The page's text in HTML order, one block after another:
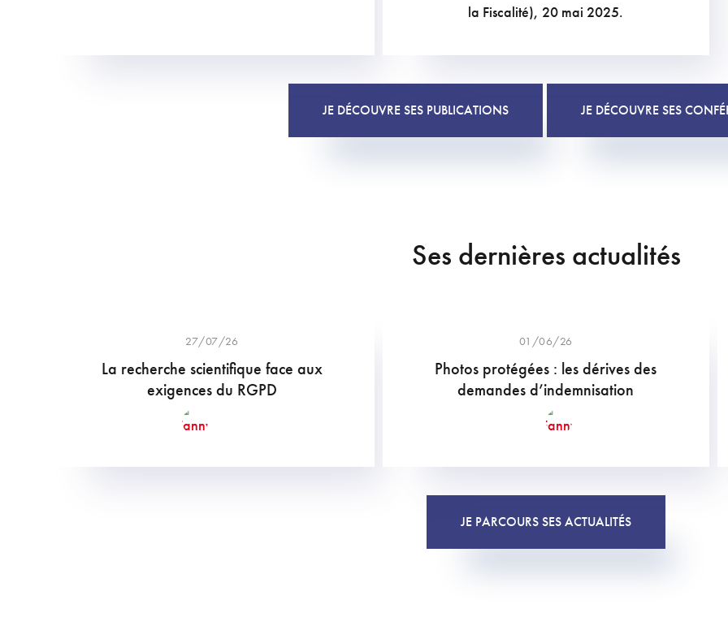
la Fiscalité), 20 mai 2025.
JE DÉCOUVRE SES PUBLICATIONS JE DÉCOUVRE SES
Ses dernières actualités
27/07/26
La recherche scientifique face aux
exigences du RGPD
01/06/26
Photos protégées : les dérives des
demandes d’indemnisation
JE PARCOURS SES ACTUALITÉS